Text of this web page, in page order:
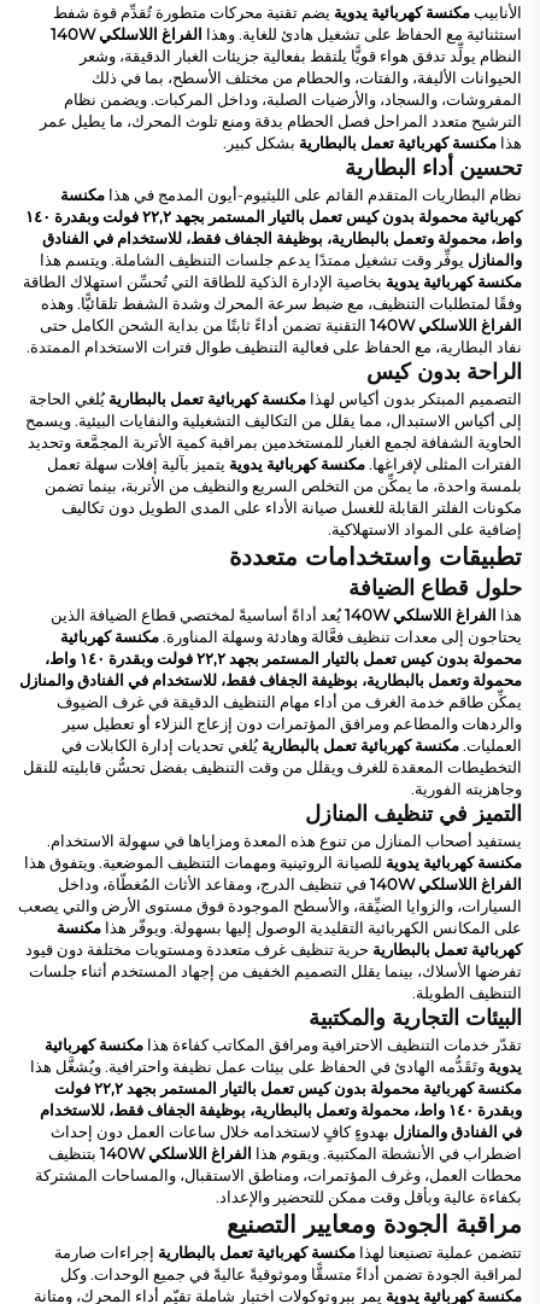
الأنابيبمكنسة كهربائية يدوية يضم تقنية محركات متطورة تُقدِّم قوة شفط
استثنائية مع الحفاظ على تشغيل هادئ للغاية. وهذا الفراغ اللاسلكي 140W
النظام يولِّد تدفق هواء قويًّا يلتقط بفعالية جزيئات الغبار الدقيقة، وشعر
الحيوانات الأليفة، والفتات، والحطام من مختلف الأسطح، بما في ذلك
المفروشات، والسجاد، والأرضيات الصلبة، وداخل المركبات. ويضمن نظام
الترشيح متعدد المراحل فصل الحطام بدقة ومنع تلوث المحرك، ما يطيل عمر
هذا مكنسة كهربائية تعمل بالبطارية بشكل كبير.
تحسين أداء البطارية
نظام البطاريات المتقدم القائم على الليثيوم-أيون المدمج في هذا مكنسة
كهربائية محمولة بدون كيس تعمل بالتيار المستمر بجهد ٢٢,٢ فولت وبقدرة ١٤٠
واط، محمولة وتعمل بالبطارية، بوظيفة الجفاف فقط، للاستخدام في الفنادق
والمنازل يوفِّر وقت تشغيل ممتدًا يدعم جلسات التنظيف الشاملة. ويتسم هذا
مكنسة كهربائية يدوية بخاصية الإدارة الذكية للطاقة التي تُحسِّن استهلاك الطاقة
وفقًا لمتطلبات التنظيف، مع ضبط سرعة المحرك وشدة الشفط تلقائيًّا. وهذه
الفراغ اللاسلكي 140W
التقنية تضمن أداءً ثابتًا من بداية الشحن الكامل حتى
نفاد البطارية، مع الحفاظ على فعالية التنظيف طوال فترات الاستخدام الممتدة.
الراحة بدون كيس
التصميم المبتكر بدون أكياس لهذا مكنسة كهربائية تعمل بالبطارية يُلغي الحاجة
إلى أكياس الاستبدال، مما يقلل من التكاليف التشغيلية والنفايات البيئية. ويسمح
الحاوية الشفافة لجمع الغبار للمستخدمين بمراقبة كمية الأتربة المجمَّعة وتحديد
الفترات المثلى لإفراغها. مكنسة كهربائية يدوية يتميز بآلية إفلات سهلة تعمل
بلمسة واحدة، ما يمكِّن من التخلص السريع والنظيف من الأتربة، بينما تضمن
مكونات الفلتر القابلة للغسل صيانة الأداء على المدى الطويل دون تكاليف
إضافية على المواد الاستهلاكية.
تطبيقات واستخدامات متعددة
حلول قطاع الضيافة
هذا الفراغ اللاسلكي 140W
يُعد أداةً أساسيةً لمختصي قطاع الضيافة الذين
يحتاجون إلى معدات تنظيف فعَّالة وهادئة وسهلة المناورة. مكنسة كهربائية
محمولة بدون كيس تعمل بالتيار المستمر بجهد ٢٢,٢ فولت وبقدرة ١٤٠ واط،
محمولة وتعمل بالبطارية، بوظيفة الجفاف فقط، للاستخدام في الفنادق والمنازل
يمكِّن طاقم خدمة الغرف من أداء مهام التنظيف الدقيقة في غرف الضيوف
والردهات والمطاعم ومرافق المؤتمرات دون إزعاج النزلاء أو تعطيل سير
العمليات. مكنسة كهربائية تعمل بالبطارية يُلغي تحديات إدارة الكابلات في
التخطيطات المعقدة للغرف ويقلل من وقت التنظيف بفضل تحسُّن قابليته للنقل
وجاهزيته الفورية.
التميز في تنظيف المنازل
يستفيد أصحاب المنازل من تنوع هذه المعدة ومزاياها في سهولة الاستخدام.
مكنسة كهربائية يدوية للصيانة الروتينية ومهمات التنظيف الموضعية. ويتفوق هذا
الفراغ اللاسلكي 140W
في تنظيف الدرج، ومقاعد الأثاث المُغطّاة، وداخل
السيارات، والزوايا الضيِّقة، والأسطح الموجودة فوق مستوى الأرض والتي يصعب
على المكانس الكهربائية التقليدية الوصول إليها بسهولة. ويوفّر هذا مكنسة
كهربائية تعمل بالبطارية حرية تنظيف غرف متعددة ومستويات مختلفة دون قيود
تفرضها الأسلاك، بينما يقلل التصميم الخفيف من إجهاد المستخدم أثناء جلسات
التنظيف الطويلة.
البيئات التجارية والمكتبية
تقدّر خدمات التنظيف الاحترافية ومرافق المكاتب كفاءة هذا مكنسة كهربائية
يدوية وتَقَدُّمه الهادئ في الحفاظ على بيئات عمل نظيفة واحترافية. ويُشغَّل هذا
مكنسة كهربائية محمولة بدون كيس تعمل بالتيار المستمر بجهد ٢٢,٢ فولت
وبقدرة ١٤٠ واط، محمولة وتعمل بالبطارية، بوظيفة الجفاف فقط، للاستخدام
في الفنادق والمنازل بهدوءٍ كافٍ لاستخدامه خلال ساعات العمل دون إحداث
اضطراب في الأنشطة المكتبية. ويقوم هذا الفراغ اللاسلكي 140W
بتنظيف
محطات العمل، وغرف المؤتمرات، ومناطق الاستقبال، والمساحات المشتركة
بكفاءة عالية وبأقل وقت ممكن للتحضير والإعداد.
مراقبة الجودة ومعايير التصنيع
تتضمن عملية تصنيعنا لهذا مكنسة كهربائية تعمل بالبطارية إجراءات صارمة
لمراقبة الجودة تضمن أداءً متسقًّا وموثوقيةً عاليةً في جميع الوحدات. وكل
مكنسة كهربائية يدوية يمر ببروتوكولات اختبار شاملة تقيّم أداء المحرك، ومتانة